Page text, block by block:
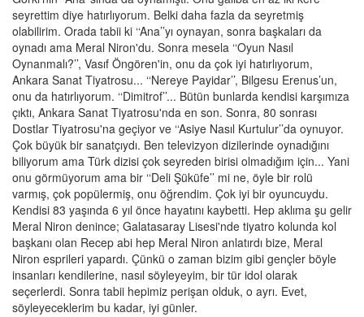
seyrettim diye hatırlıyorum. Belki daha fazla da seyretmiş
olabilirim. Orada tabii ki ‘‘Ana’’yı oynayan, sonra başkaları da
oynadı ama Meral Niron'du. Sonra mesela ‘‘Oyun Nasıl
Oynanmalı?’’, Vasıf Öngören'in, onu da çok iyi hatırlıyorum,
Ankara Sanat Tiyatrosu... ‘‘Nereye Payidar’’, Bilgesu Erenus’un,
onu da hatırlıyorum. ‘‘Dimitrof’’... Bütün bunlarda kendisi karşımıza
çıktı, Ankara Sanat Tiyatrosu'nda en son. Sonra, 80 sonrası
Dostlar Tiyatrosu'na geçiyor ve ‘‘Asiye Nasıl Kurtulur’’da oynuyor.
Çok büyük bir sanatçıydı. Ben televizyon dizilerinde oynadığını
biliyorum ama Türk dizisi çok seyreden birisi olmadığım için... Yani
onu görmüyorum ama bir ‘‘Deli Şüküfe’’ mi ne, öyle bir rolü
varmış, çok popülermiş, onu öğrendim. Çok iyi bir oyuncuydu.
Kendisi 83 yaşında 6 yıl önce hayatını kaybetti. Hep aklıma şu gelir
Meral Niron denince; Galatasaray Lisesi'nde tiyatro kolunda kol
başkanı olan Recep abi hep Meral Niron anlatırdı bize, Meral
Niron esprileri yapardı. Çünkü o zaman bizim gibi gençler böyle
insanları kendilerine, nasıl söyleyeyim, bir tür idol olarak
seçerlerdi. Sonra tabii hepimiz perişan olduk, o ayrı. Evet,
söyleyeceklerim bu kadar, iyi günler.